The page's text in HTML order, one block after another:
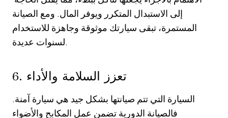
إلى الاستبدال المتكرر ويوفر المال. ومع الصيانة
المستمرة، تبقى سيارتك موثوقة وجاهزة للاستخدام
لسنوات عديدة.
6. تعزز السلامة والأداء
السيارة التي تتم صيانتها بشكل جيد هي سيارة آمنة.
فالصيانة الدورية تضمن عمل المكابح والأضواء